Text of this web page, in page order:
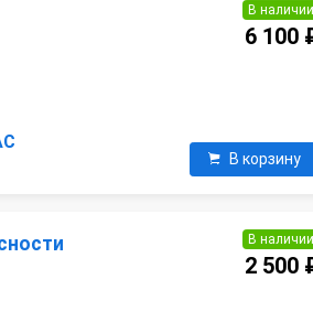
В наличии
6 100
В корзину
В наличии
2 500